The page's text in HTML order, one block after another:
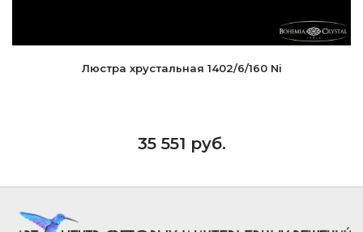
Люстра хрустальная 1402/6/160 Ni
35 551 руб.